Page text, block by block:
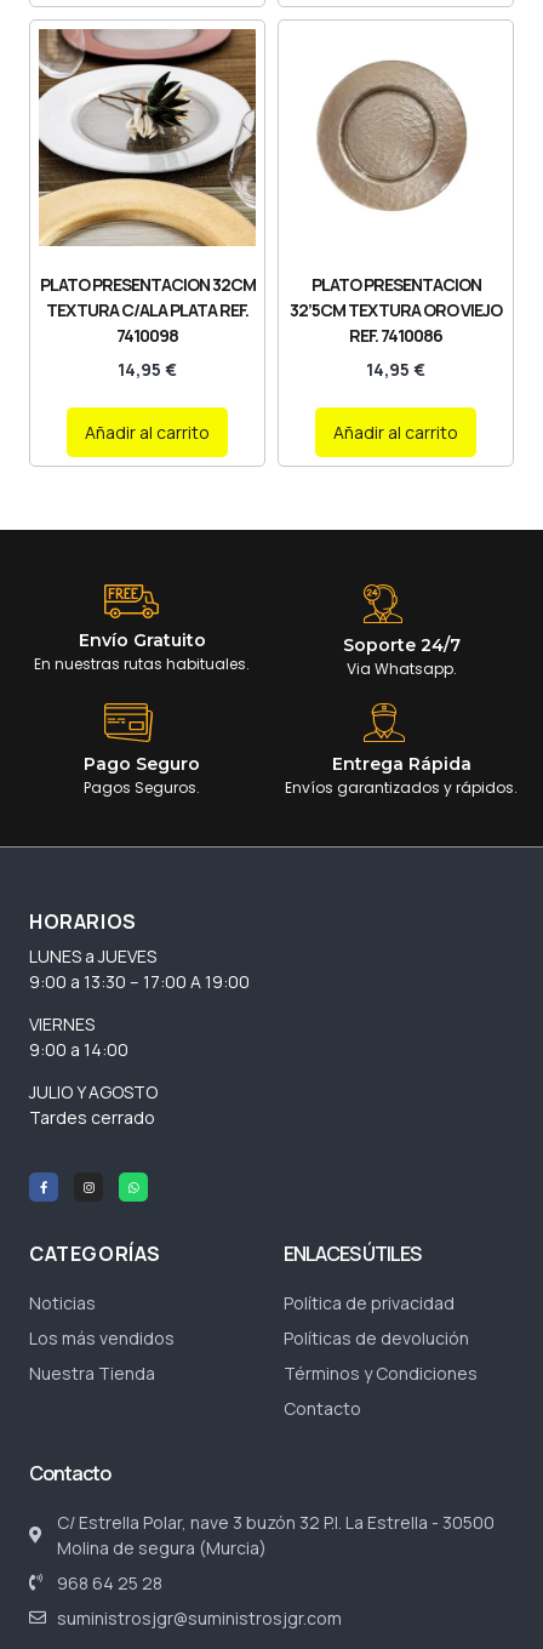
PLATO PRESENTACION 32CM
TEXTURA C/ALA PLATA REF.
7410098
14,95 €
Añadir al carrito
PLATO PRESENTACION
32’5CM TEXTURA ORO VIEJO
REF. 7410086
14,95 €
Añadir al carrito
Envío Gratuito
En nuestras rutas habituales.
Soporte 24/7
Via Whatsapp.
Pago Seguro
Pagos Seguros.
Entrega Rápida
Envíos garantizados y rápidos.
HORARIOS
LUNES a JUEVES
9:00 a 13:30 – 17:00 A 19:00
VIERNES
9:00 a 14:00
JULIO Y AGOSTO
Tardes cerrado
CATEGORÍAS
Noticias
Los más vendidos
Nuestra Tienda
ENLACES ÚTILES
Política de privacidad
Políticas de devolución
Términos y Condiciones
Contacto
Contacto
C/ Estrella Polar, nave 3 buzón 32 P.I. La Estrella - 30500
Molina de segura (Murcia)
968 64 25 28
suministrosjgr@suministrosjgr.com